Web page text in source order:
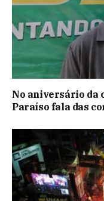
No aniversário da
Paraíso fala das